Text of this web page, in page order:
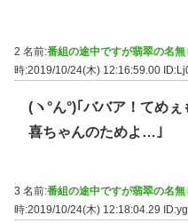
2 名前:番組の途中ですが翡翠の名
時:2019/10/24(木) 12:16:59.00
(ヽ°ん°)｢ババア！てめ
喜ちゃんのためよ…｣
3 名前:番組の途中ですが翡翠の名
時:2019/10/24(木) 12:18:04.29